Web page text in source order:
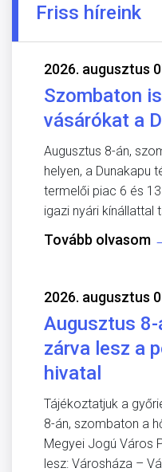
Friss híreink
2026. augusztus
Szombaton
vásárókat a
Augusztus 8-án,
helyen, a Dunakapu
termelői piac 6 és
igazi nyári kínállattal
Tovább olvasom
2026. augusztus
Augusztus
zárva lesz a
hivatal
Tájékoztatjuk a
8-án, szombaton a
Megyei Jogú Város
lesz: Városháza –